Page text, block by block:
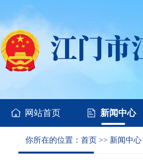
网站首页 新闻中心
你所在的位置： 首页 >> 新闻中心